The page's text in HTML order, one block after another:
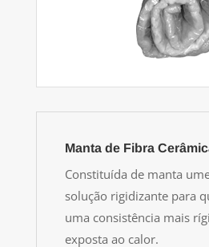
Manta de Fibra
Constituída de manta
solução rigidizante para
uma consistência mais
exposta ao calor.